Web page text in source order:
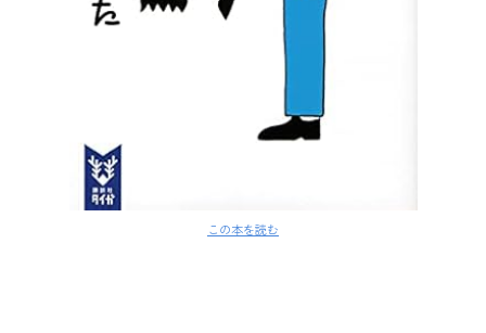
この本を読む